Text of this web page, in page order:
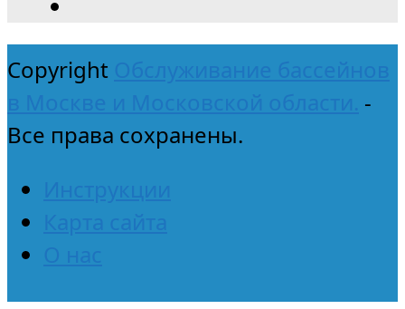
Copyright Обслуживание бассейнов
в Москве и Московской области. -
Все права сохранены.
Инструкции
Карта сайта
О нас